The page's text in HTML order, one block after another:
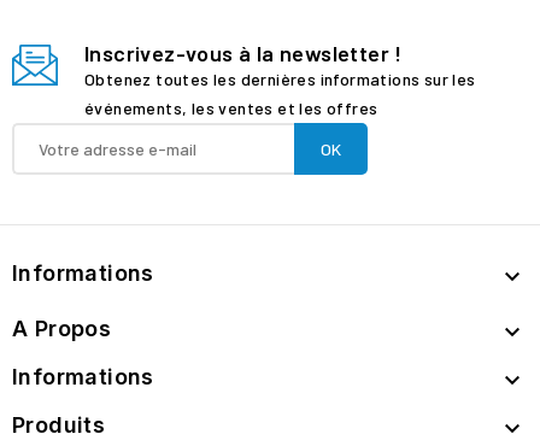
Inscrivez-vous à la newsletter !
Obtenez toutes les dernières informations sur les
événements, les ventes et les offres
Informations 
A Propos 
Informations 
Produits 